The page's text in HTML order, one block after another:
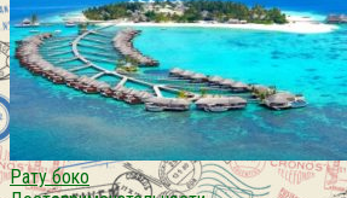
Рату боко